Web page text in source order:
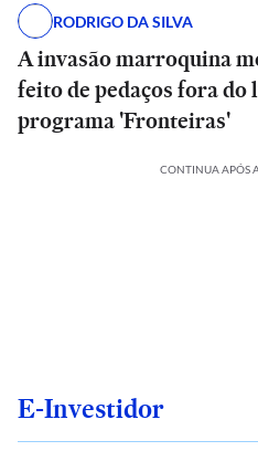
RODRIGO DA SILVA
A invasão marroquina
feito de pedaços fora do
programa 'Fronteiras'
CONTINUA APÓS
E-Investidor